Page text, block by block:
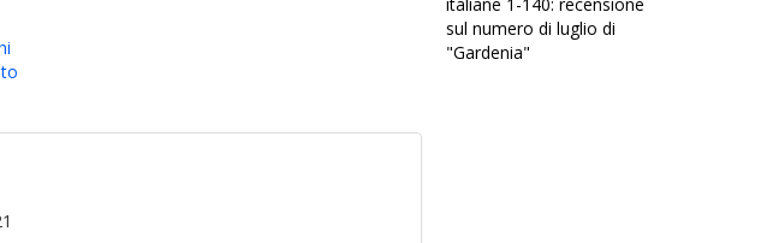
sul numero di luglio di
"Gardenia"